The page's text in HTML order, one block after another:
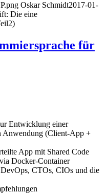
Oskar Schmidt2017-01-
Die eine
für
Entwicklung einer
Anwendung (Client-App +
App mit Shared Code
Docker-Container
CTOs, CIOs und die